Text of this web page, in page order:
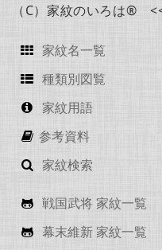
（C）家紋のいろは®
家紋名一覧
種類別図覧
家紋用語
参考資料
家紋検索
戦国武将 家紋一覧
幕末維新 家紋一覧